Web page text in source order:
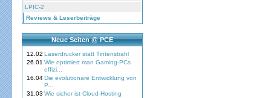
LPIC-2
Reviews & Leserbeiträge
Neue Seiten @ PCE
12.02 Laserdrucker statt Tintenstrahl
26.01 Wie optimiert man Gaming-PCs
effizi...
16.04Die evolutionäre Entwicklung von
P...
31.03 Wie sicher ist Cloud-Hosting